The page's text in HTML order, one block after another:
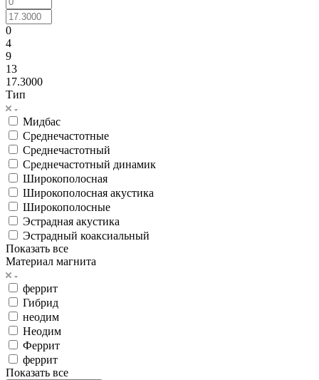
0
4
9
13
17.3000
Тип
Мидбас
Среднечастотные
Среднечастотный
Среднечастотный динамик
Широкополосная
Широкополосная акустика
Широкополосные
Эстрадная акустика
Эстрадный коаксиальный
Показать все
Материал магнита
феррит
Гибрид
неодим
Неодим
Феррит
феррит
Показать все